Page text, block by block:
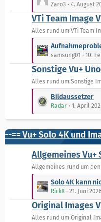
i
t
r
e
t
z
t
e
i
t
r
e
Zaro3 4. August
VTi Team Image
Alles rund um VTi Team
t
z
t
e
i
t
r
ä
g
e
samsung01 10.
Sonstige Vu+
Alles rund um Sonstige
t
z
t
B
e
i
ä
g
e
Bildaussetzer
Radar 1. April
--== Vu+ Solo 4K und
Allgemeines Vu+
Allgemeines rund um den
t
z
t
Solo 4K kann nicht
RickX 21. Juni
Original Images
Alles rund um Original